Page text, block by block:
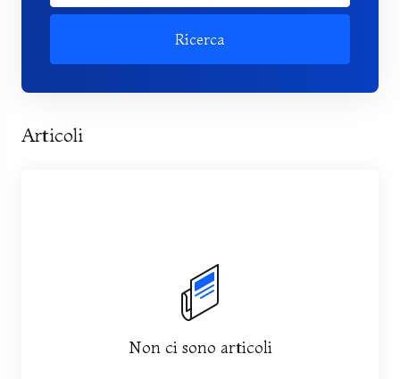
Ricerca
Articoli
Non ci sono articoli